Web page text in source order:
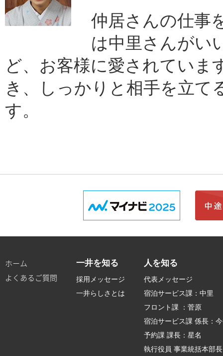
仲居さんの仕事
は中里さんがい
ど、お客様に愛されていま
き、しっかりと相手を立て
す。
ホーム
よくあるご質問
一井を知る
採用メッセージ
一井らしさとは
人を知る
代表メッセージ
宿泊サービス課：中里
フロント課 ：菅原
宿泊サービス課 係長：
予約課 課長：星名
執行役員 事業統括本部